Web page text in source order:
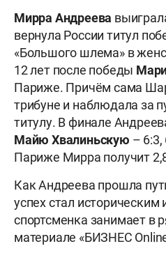
Мирра Андреева
вернула России титул
«Большого шлема» в
12 лет после победы
Париже. Причём сама
трибуне и наблюдала за
титулу. В финале
Майю Хвалиньскую – 6:3,
Париже Мирра получит
Как Андреева прошла
успех стал историческим
спортсменка занимает в
материале «БИЗНЕС